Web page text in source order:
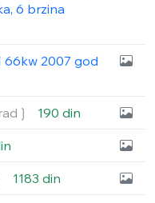
6 brzina
66kw 2007 god
190 din
1183 din